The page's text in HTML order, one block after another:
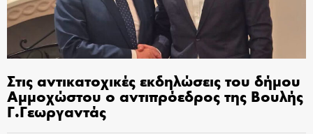
Στις αντικατοχικές εκδηλώσεις του δήμου
Αμμοχώστου ο αντιπρόεδρος της Βουλής
Γ.Γεωργαντάς